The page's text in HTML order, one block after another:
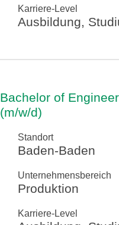
Karriere-Level
Ausbildung,
Bachelor of
(m/w/d)
Standort
Baden-Baden
Unternehmensbereich
Produktion
Karriere-Level